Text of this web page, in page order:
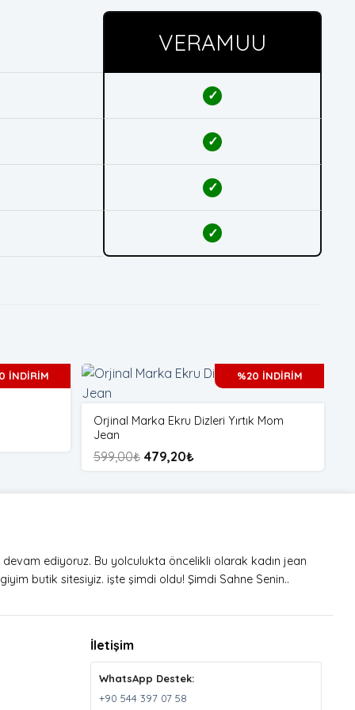
VERAMUU
✓
✓
✓
✓
İNDİRİM %20 İNDİRİM
Orjinal Marka Ekru Dizleri Yırtık Mom
Jean
599,00₺ 479,20₺
devam ediyoruz. Bu yolculukta öncelikli olarak kadın jean
butik sitesiyiz. işte şimdi oldu! Şimdi Sahne Senin..
İletişim
WhatsApp Destek:
+90 544 397 07 58